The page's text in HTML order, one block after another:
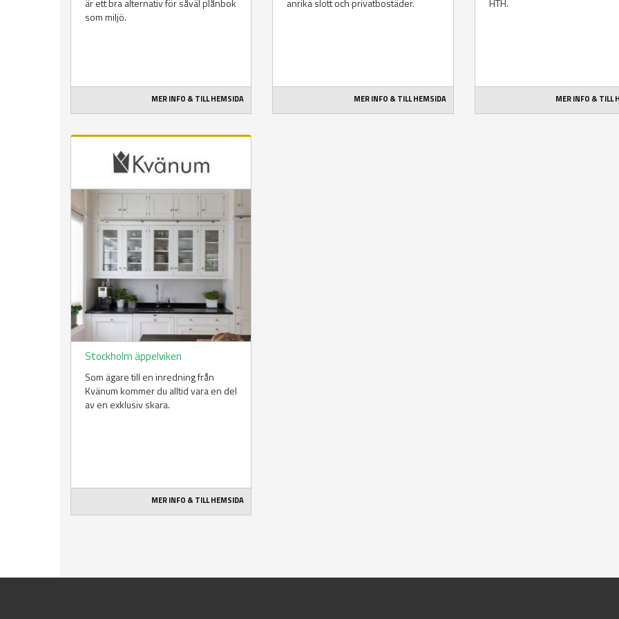
är ett bra alternativ för såväl plånbok
som miljö.
MER INFO & TILL HEMSIDA
anrika slott och privatbostäder.
MER INFO & TILL HEMSIDA
HTH.
MER INFO & TILL
Stockholm äppelviken
Som ägare till en inredning från
Kvänum kommer du alltid vara en del
av en exklusiv skara.
MER INFO & TILL HEMSIDA